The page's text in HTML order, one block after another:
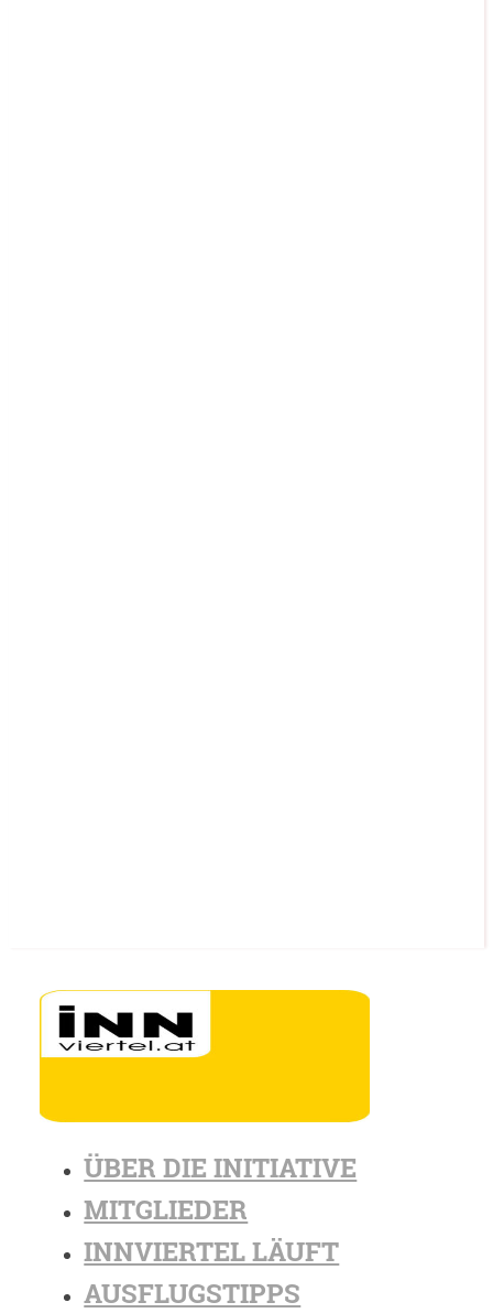
ÜBER DIE INITIATIVE
MITGLIEDER
INNVIERTEL LÄUFT
AUSFLUGSTIPPS